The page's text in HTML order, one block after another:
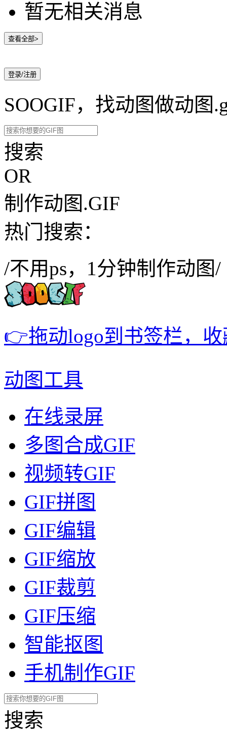
暂无相关消息
查看全部>
登录/注册
SOOGIF，找动图做动图
搜索
OR
制作动图.GIF
热门搜索：
/不用ps，1分钟制作动图/
👉拖动logo到书签栏，
动图工具
在线录屏
多图合成GIF
视频转GIF
GIF拼图
GIF编辑
GIF缩放
GIF裁剪
GIF压缩
智能抠图
手机制作GIF
搜索